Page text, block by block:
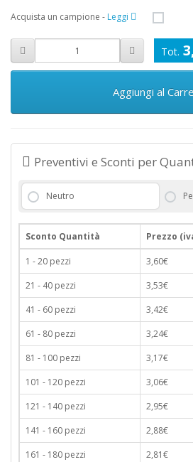
Acquista un campione - Leggi
Aggiungi al
Preventivi e Sconti per
Neutro
Sconto Quantità Prezzo
1 - 20 pezzi 3,60€
21 - 40 pezzi
3,53€
41 - 60 pezzi
3,42€
61 - 80 pezzi
3,24€
81 - 100 pezzi
3,17€
101 - 120 pezzi
3,06€
121 - 140 pezzi
2,95€
141 - 160 pezzi
2,88€
161 - 180 pezzi
2,81€